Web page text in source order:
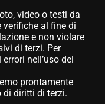
video o testi da
verifiche al fine di
e non violare
di terzi. Per
nell’uso del
prontamente
di diritti di terzi.